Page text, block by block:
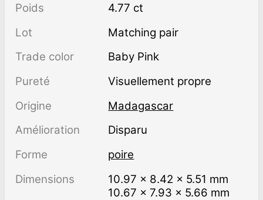
Poids
4.77 ct
Lot
Matching pair
Trade color
Baby Pink
Pureté
visuellement propre
Origine
Madagascar
Amélioration
disparu
Forme
poire
Dimensions
10.97 × 8.42 × 5.51 mm
10.67 × 7.93 × 5.66 mm